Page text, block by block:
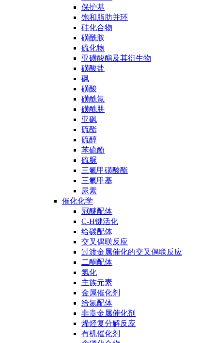
保护基
饱和脂肪并环
硅化合物
磺酰胺
硫化物
亚磺酸酯及其衍生物
磺酸盐
砜
磺酸
磺酰氯
磺酰肼
亚砜
硫酯
硫醇
苯硫酚
硫脲
三氟甲磺酸酯
三氟甲基
尿素
催化化学
冠醚配体
C-H键活化
给碳配体
交叉偶联反应
过渡金属催化的交叉偶联反应
二酮配体
氢化
主族元素
金属催化剂
给氮配体
非贵金属催化剂
烯烃复分解反应
有机催化剂